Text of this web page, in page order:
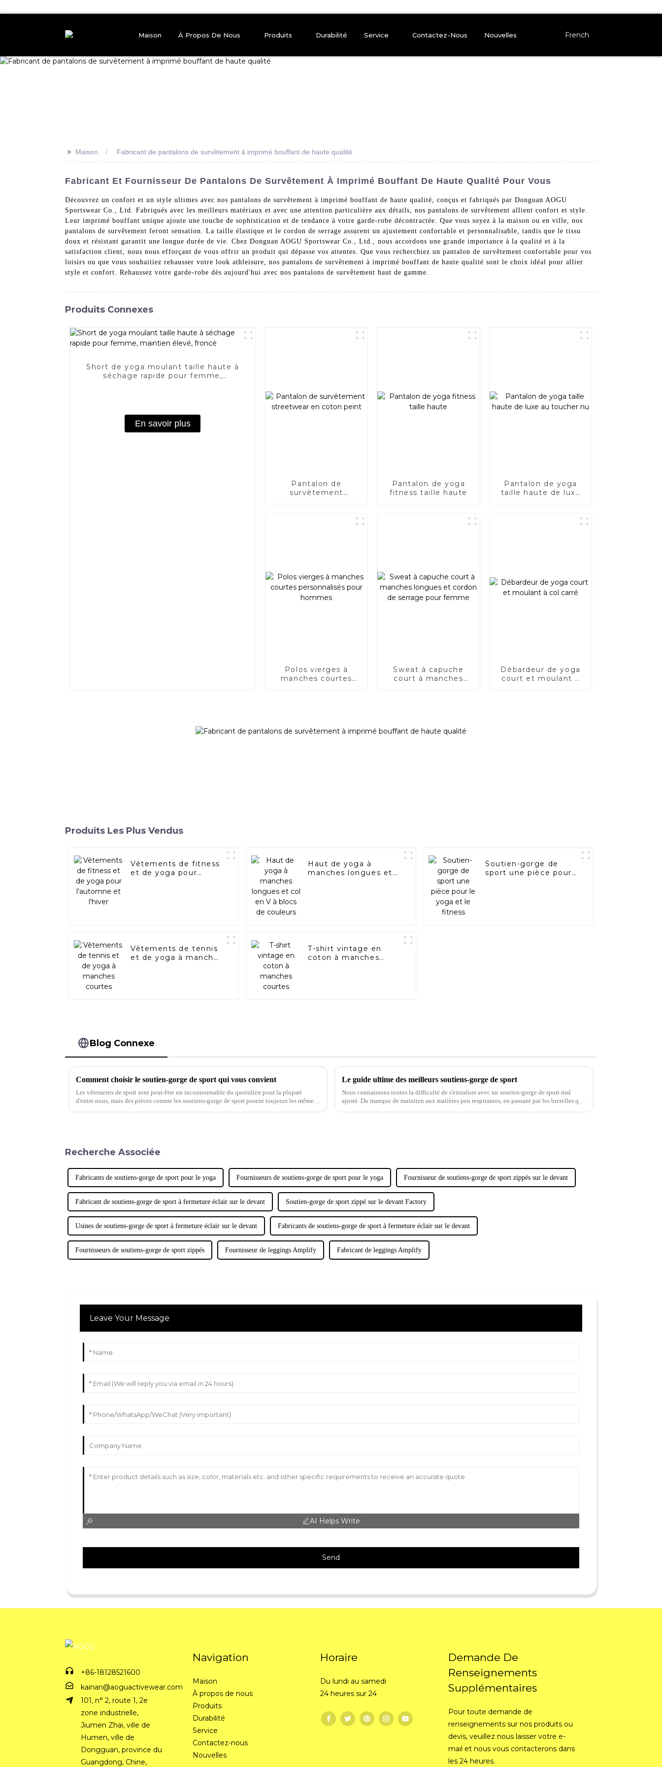
Maison À Propos De Nous Produits Durabilité Service Contactez-Nous Nouvelles French
>> Maison Fabricant de pantalons de survêtement à imprimé bouffant de haute qualité
Fabricant Et Fournisseur De Pantalons De Survêtement À Imprimé Bouffant De Haute Qualité Pour Vous
Découvrez un confort et un style ultimes avec nos pantalons de survêtement à imprimé bouffant de haute qualité, conçus et fabriqués par Donguan AOGU
Sportswear Co., Ltd. Fabriqués avec les meilleurs matériaux et avec une attention particulière aux détails, nos pantalons de survêtement allient confort et style.
Leur imprimé bouffant unique ajoute une touche de sophistication et de tendance à votre garde-robe décontractée. Que vous soyez à la maison ou en ville, nos
pantalons de survêtement feront sensation. La taille élastique et le cordon de serrage assurent un ajustement confortable et personnalisable, tandis que le tissu
doux et résistant garantit une longue durée de vie. Chez Donguan AOGU Sportswear Co., Ltd., nous accordons une grande importance à la qualité et à la
satisfaction client, nous nous efforçant de vous offrir un produit qui dépasse vos attentes. Que vous recherchiez un pantalon de survêtement confortable pour vos
loisirs ou que vous souhaitiez rehausser votre look athleisure, nos pantalons de survêtement à imprimé bouffant de haute qualité sont le choix idéal pour allier
style et confort. Rehaussez votre garde-robe dès aujourd'hui avec nos pantalons de survêtement haut de gamme.
Produits Connexes
Short de yoga moulant taille haute à
séchage rapide pour femme,
En savoir plus
Pantalon de
survêtement
Pantalon de yoga
fitness taille haute
Pantalon de yoga
taille haute de luxe
Polos vierges à
manches courtes
Sweat à capuche
court à manches
Débardeur de yoga
court et moulant à
Produits Les Plus Vendus
Vêtements de fitness
et de yoga pour
Haut de yoga à
manches longues et
Soutien-gorge de
sport une pièce pour
Vêtements de tennis
et de yoga à manches
T-shirt vintage en
coton à manches
Blog Connexe
Comment choisir le soutien-gorge de sport qui vous convient
Les vêtements de sport sont peut-être un incontournable du quotidien pour la plupart
d'entre nous, mais des pièces comme les soutiens-gorge de sport posent toujours les mêmes
Le guide ultime des meilleurs soutiens-gorge de sport
Nous connaissons toutes la difficulté de s'entraîner avec un soutien-gorge de sport mal
ajusté. Du manque de maintien aux matières peu respirantes, en passant par les bretelles qui
Recherche Associée
Fabricants de soutiens-gorge de sport pour le yoga Fournisseurs de soutiens-gorge de sport pour le yoga Fournisseur de soutiens-gorge de sport zippés sur le devant
Fabricant de soutiens-gorge de sport à fermeture éclair sur le devant Soutien-gorge de sport zippé sur le devant Factory
Usines de soutiens-gorge de sport à fermeture éclair sur le devant Fabricants de soutiens-gorge de sport à fermeture éclair sur le devant
Fournisseurs de soutiens-gorge de sport zippés Fournisseur de leggings Amplify Fabricant de leggings Amplify
Leave Your Message
AI Helps Write
Send
+86-18128521600
kainan@aoguactivewear.com
101, n° 2, route 1, 2e
zone industrielle,
Jiumen Zhai, ville de
Humen, ville de
Dongguan, province du
Guangdong, Chine,
Navigation
Maison
À propos de nous
Produits
Durabilité
Service
Contactez-nous
Nouvelles
Horaire
Du lundi au samedi
24 heures sur 24
Demande De
Renseignements
Supplémentaires
Pour toute demande de
renseignements sur nos produits ou
devis, veuillez nous laisser votre e-
mail et nous vous contacterons dans
les 24 heures.